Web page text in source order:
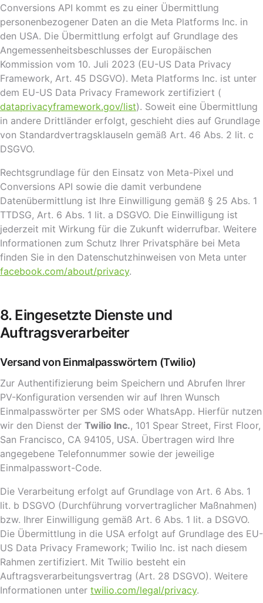
Conversions API kommt es zu einer Übermittlung
personenbezogener Daten an die Meta Platforms Inc. in
den USA. Die Übermittlung erfolgt auf Grundlage des
Angemessenheitsbeschlusses der Europäischen
Kommission vom 10. Juli 2023 (EU-US Data Privacy
Framework, Art. 45 DSGVO). Meta Platforms Inc. ist unter
dem EU-US Data Privacy Framework zertifiziert (
dataprivacyframework.gov/list). Soweit eine Übermittlung
in andere Drittländer erfolgt, geschieht dies auf Grundlage
von Standardvertragsklauseln gemäß Art. 46 Abs. 2 lit. c
DSGVO.
Rechtsgrundlage für den Einsatz von Meta-Pixel und
Conversions API sowie die damit verbundene
Datenübermittlung ist Ihre Einwilligung gemäß § 25 Abs. 1
TTDSG, Art. 6 Abs. 1 lit. a DSGVO. Die Einwilligung ist
jederzeit mit Wirkung für die Zukunft widerrufbar. Weitere
Informationen zum Schutz Ihrer Privatsphäre bei Meta
finden Sie in den Datenschutzhinweisen von Meta unter
facebook.com/about/privacy.
8. Eingesetzte Dienste und
Auftragsverarbeiter
Versand von Einmalpasswörtern (Twilio)
Zur Authentifizierung beim Speichern und Abrufen Ihrer
PV-Konfiguration versenden wir auf Ihren Wunsch
Einmalpasswörter per SMS oder WhatsApp. Hierfür nutzen
wir den Dienst der Twilio Inc., 101 Spear Street, First Floor,
San Francisco, CA 94105, USA. Übertragen wird Ihre
angegebene Telefonnummer sowie der jeweilige
Einmalpasswort-Code.
Die Verarbeitung erfolgt auf Grundlage von Art. 6 Abs. 1
lit. b DSGVO (Durchführung vorvertraglicher Maßnahmen)
bzw. Ihrer Einwilligung gemäß Art. 6 Abs. 1 lit. a DSGVO.
Die Übermittlung in die USA erfolgt auf Grundlage des EU-
US Data Privacy Framework; Twilio Inc. ist nach diesem
Rahmen zertifiziert. Mit Twilio besteht ein
Auftragsverarbeitungsvertrag (Art. 28 DSGVO). Weitere
Informationen unter twilio.com/legal/privacy.